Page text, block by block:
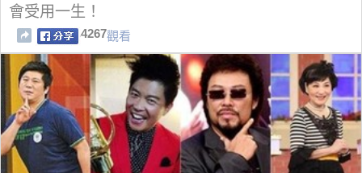
會受用一生！
4267觀看